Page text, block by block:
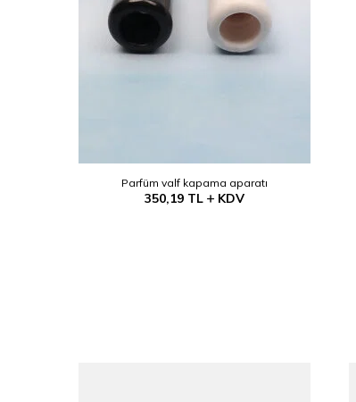
Parfüm valf kapama aparatı
350,19 TL KDV